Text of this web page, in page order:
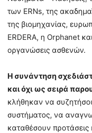
των ERNs, της
της βιομηχανίας,
ERDERA, η Orphanet
οργανώσεις ασθενών.
Η συνάντηση
και όχι ως σειρά
κλήθηκαν να
συστήματος, να
καταθέσουν